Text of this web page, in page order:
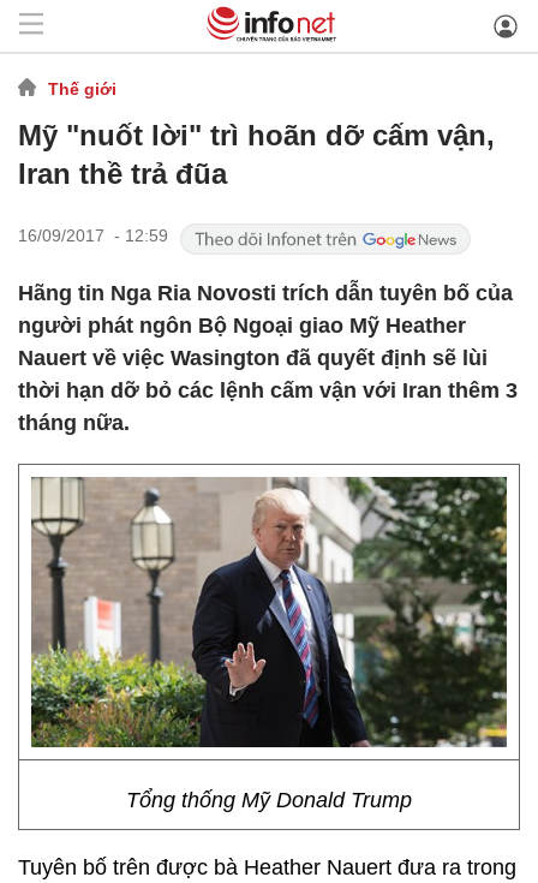
Thế giới
Mỹ "nuốt lời" trì hoãn dỡ cấm vận,
Iran thề trả đũa
16/09/2017 - 12:59
Hãng tin Nga Ria Novosti trích dẫn tuyên bố của
người phát ngôn Bộ Ngoại giao Mỹ Heather
Nauert về việc Wasington đã quyết định sẽ lùi
thời hạn dỡ bỏ các lệnh cấm vận với Iran thêm 3
tháng nữa.
Tổng thống Mỹ Donald Trump
Tuyên bố trên được bà Heather Nauert đưa ra trong